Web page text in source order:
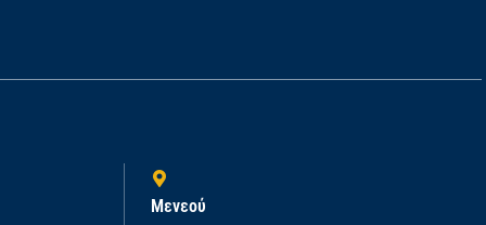
Μενεού